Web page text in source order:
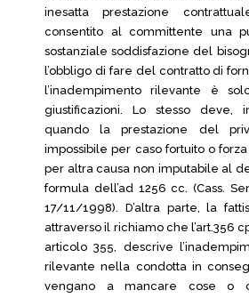
inesatta prestazione
consentito al committente una
sostanziale soddisfazione del
l’obbligo di fare del contratto di
l’inadempimento rilevante è
giustificazioni. Lo stesso deve,
quando la prestazione del
impossibile per caso fortuito o
per altra causa non imputabile al
formula dell’ad 1256 cc. (Cass.
17/11/1998). D’altra parte, la
attraverso il richiamo che l’art.356
articolo 355, descrive
rilevante nella condotta in
vengano a mancare cose o